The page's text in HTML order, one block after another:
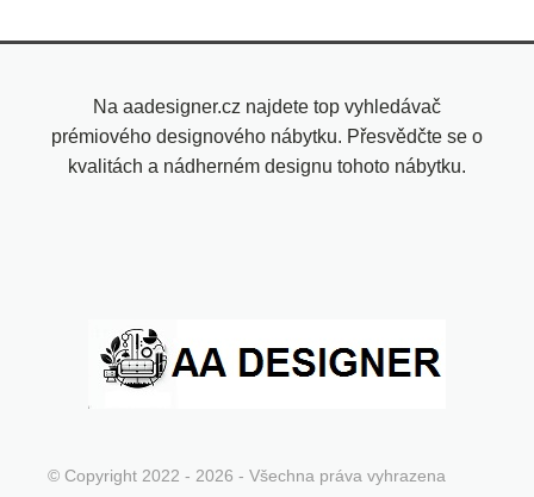
Na aadesigner.cz najdete top vyhledávač
prémiového designového nábytku. Přesvědčte se o
kvalitách a nádherném designu tohoto nábytku.
© Copyright 2022 - 2026 - Všechna práva vyhrazena